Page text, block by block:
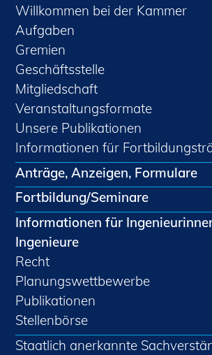
Willkommen bei der Kammer
Aufgaben
Gremien
Geschäftsstelle
Mitgliedschaft
Veranstaltungsformate
Unsere Publikationen
Informationen für
Anträge, Anzeigen, Formulare
Fortbildung/Seminare
Informationen für
Ingenieure
Recht
Planungswettbewerbe
Publikationen
Stellenbörse
Staatlich anerkannte